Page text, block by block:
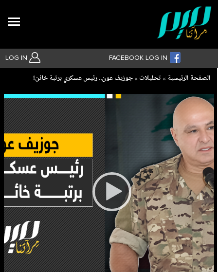
LOG IN FACEBOOK LOG IN
بحث متقدم
Breadcrumb
الصفحة الرئيسية تحليلات جوزيف عون.. رئيس عسكري برتبة خائن!